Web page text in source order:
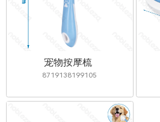
宠物按摩梳
8719138199105